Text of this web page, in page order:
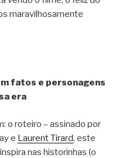
maravilhosamente
fatos e personagens
era
o roteiro – assinado por
e Laurent Tirard, este
nas historinhas (o